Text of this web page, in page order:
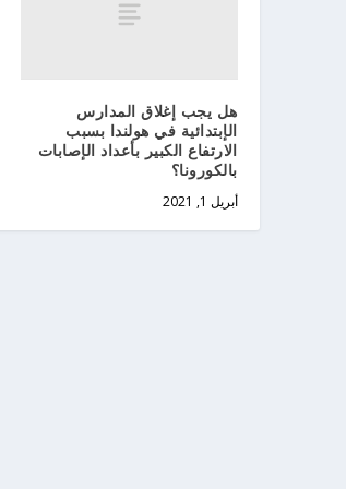
هل يجب إغلاق المدارس
الإبتدائية في هولندا بسبب
الارتفاع الكبير بأعداد الإصابات
بالكورونا؟
أبريل 1, 2021